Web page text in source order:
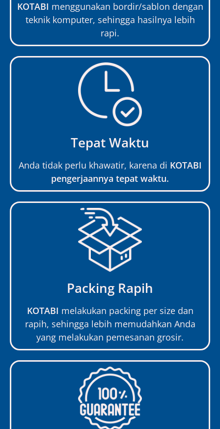
KOTABI menggunakan bordir/sablon dengan
teknik komputer, sehingga hasilnya lebih
rapi.
Tepat Waktu
Anda tidak perlu khawatir, karena di KOTABI
pengerjaannya tepat waktu.
Packing Rapih
KOTABI melakukan packing per size dan
rapih, sehingga lebih memudahkan Anda
yang melakukan pemesanan grosir.